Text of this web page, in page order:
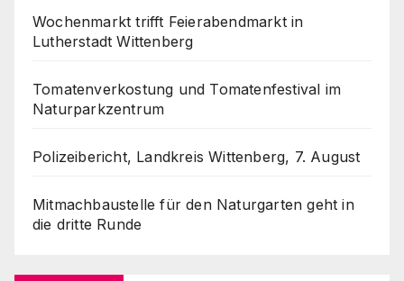
Wochenmarkt trifft Feierabendmarkt in
Lutherstadt Wittenberg
Tomatenverkostung und Tomatenfestival im
Naturparkzentrum
Polizeibericht, Landkreis Wittenberg, 7. August
Mitmachbaustelle für den Naturgarten geht in
die dritte Runde